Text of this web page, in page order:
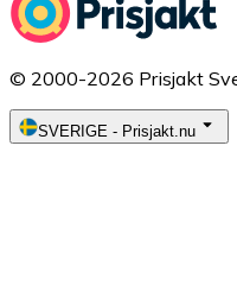
© 2000-2026 Prisjakt
SVERIGE - Prisjakt.nu